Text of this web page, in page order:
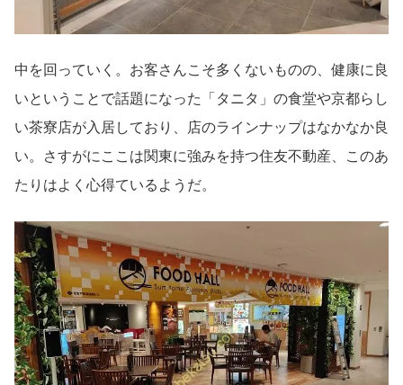
中を回っていく。お客さんこそ多くないものの、健康に良
いということで話題になった「タニタ」の食堂や京都らし
い茶寮店が入居しており、店のラインナップはなかなか良
い。さすがにここは関東に強みを持つ住友不動産、このあ
たりはよく心得ているようだ。